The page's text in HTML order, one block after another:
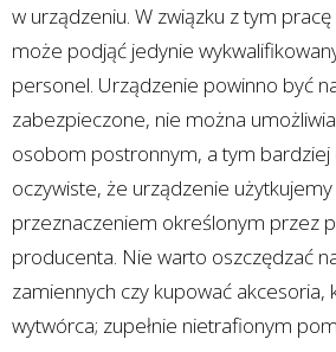
w urządzeniu. W związku z tym
może podjąć jedynie
personel. Urządzenie powinno być
zabezpieczone, nie można
osobom postronnym, a tym bardziej
oczywiste, że urządzenie użytkujemy
przeznaczeniem określonym przez
producenta. Nie warto oszczędzać
zamiennych czy kupować akcesoria,
wytwórca; zupełnie nietrafionym